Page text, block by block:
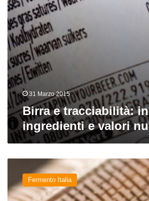
nutrizionali
31 Marzo 2015
Birra e tracciabilità:
ingredienti e valori
norma
sull’etichettatura:
Unionbirrai
Fermento Italia